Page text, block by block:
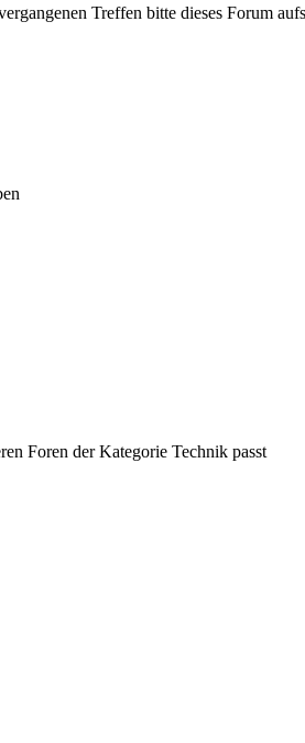
Treffen bitte dieses Forum
Foren der Kategorie Technik passt